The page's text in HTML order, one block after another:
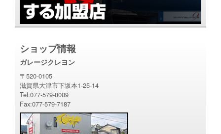
ショップ情報
ガレージクレヨン
〒520-0105
滋賀県大津市下坂本1-25-14
Tel:077-579-0009
Fax:077-579-7187